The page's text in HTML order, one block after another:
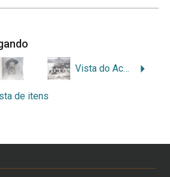
Vista do Acampamento
de itens